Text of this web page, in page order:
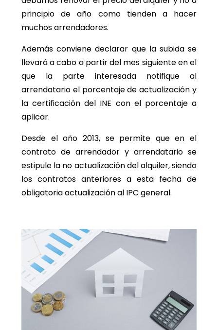
principio de año como tienden a hacer
muchos arrendadores.
Además conviene declarar que la subida se
llevará a cabo a partir del mes siguiente en el
que la parte interesada notifique al
arrendatario el porcentaje de actualización y
la certificación del INE con el porcentaje a
aplicar.
Desde el año 2013, se permite que en el
contrato de arrendador y arrendatario se
estipule la no actualización del alquiler, siendo
los contratos anteriores a esta fecha de
obligatoria actualización al IPC general.